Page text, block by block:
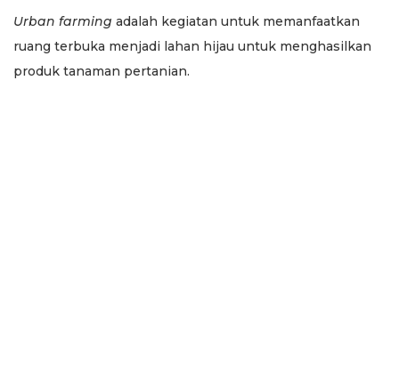
Urban farming adalah kegiatan untuk memanfaatkan
ruang terbuka menjadi lahan hijau untuk menghasilkan
produk tanaman pertanian.